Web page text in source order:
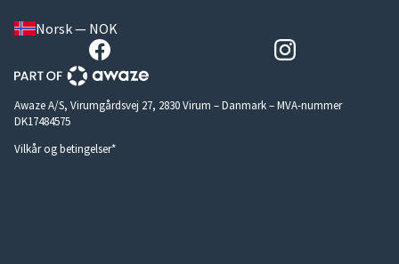
Norsk — NOK
Awaze A/S, Virumgårdsvej 27, 2830 Virum – Danmark – MVA-nummer
DK17484575
Vilkår og betingelser*